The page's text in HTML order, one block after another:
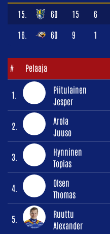
15. 60 15 6
16. 60 9 1
# Pelaaja
1.
Piitulainen
Jesper
2.
Arola
Juuso
3.
Hynninen
Topias
4.
Olsen
Thomas
5.
Ruuttu
Alexander